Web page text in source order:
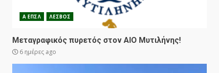
Α ΕΠΣΛ ΛΕΣΒΟΣ
Μεταγραφικός πυρετός στον ΑΙΟ Μυτιλήνης!
6 ημέρες ago